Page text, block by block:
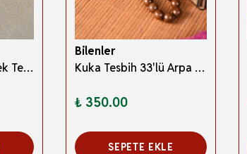
Akik Taşlı 33’lü Erkek Tesbih – Doğal Taş; Özel Ahşap Kutulu
Bilenler
Kuka Tesbih 33'lü Arpa Model
₺ 350.00
SEPETE EKLE